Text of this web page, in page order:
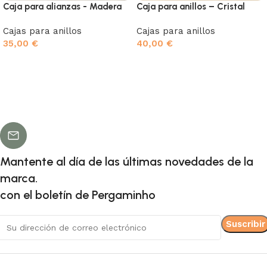
Caja para alianzas - Madera
Cajas para anillos
35,00 €
Caja para anillos – Cristal
Cajas para anillos
40,00 €
Mantente al día de las últimas novedades de la
marca.
con el boletín de Pergaminho